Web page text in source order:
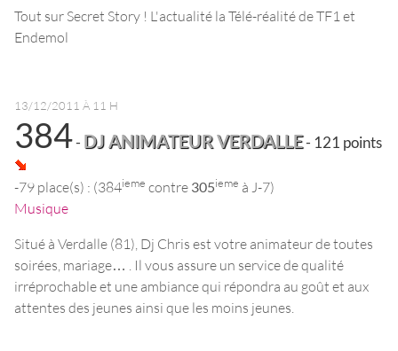
Tout sur Secret Story ! L'actualité la Télé-réalité de TF1 et
Endemol
13/12/2011 À 11 H
384- DJ ANIMATEUR VERDALLE- 121 points
-79 place(s) : (384ieme contre 305ieme à J-7)
Musique
Situé à Verdalle (81), Dj Chris est votre animateur de toutes
soirées, mariage… . Il vous assure un service de qualité
irréprochable et une ambiance qui répondra au goût et aux
attentes des jeunes ainsi que les moins jeunes.